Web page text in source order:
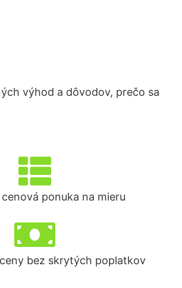
výhod a dôvodov, prečo sa
ponuka na mieru
bez skrytých poplatkov